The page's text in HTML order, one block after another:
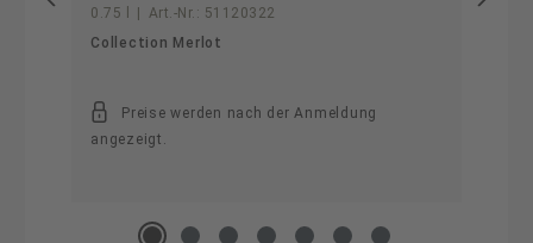
0.75 l Art.-Nr.: 51120322
Collection Merlot
Preise werden nach der Anmeldung
angezeigt.